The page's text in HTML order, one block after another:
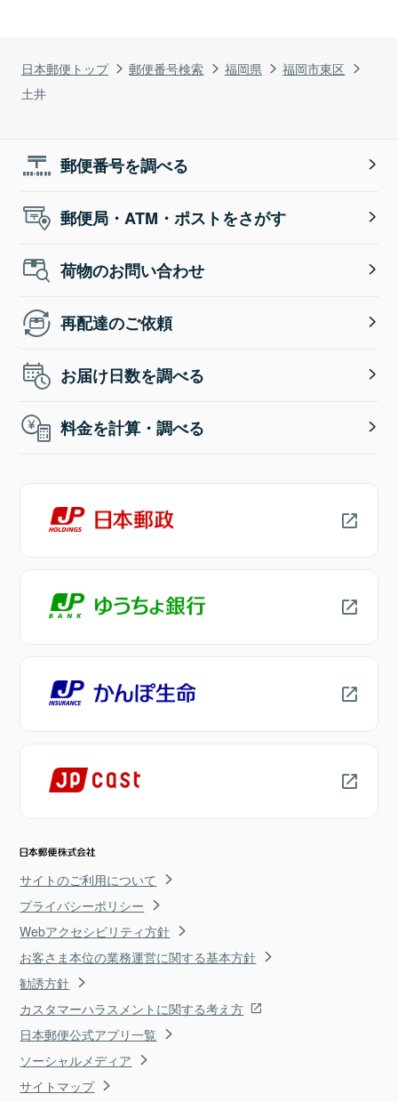
日本郵便トップ 郵便番号検索 福岡県
福岡市東区
土井
郵便番号を調べる
郵便局・ATM・ポストをさがす
荷物のお問い合わせ
再配達のご依頼
お届け日数を調べる
料金を計算・調べる
サイトのご利用について
プライバシーポリシー
Webアクセシビリティ方針
お客さま本位の業務運営に関する基本方針
勧誘方針
カスタマーハラスメントに関する考え方
日本郵便公式アプリ一覧
ソーシャルメディア
サイトマップ